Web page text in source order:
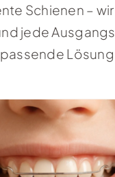
Schienen –
jede
passende